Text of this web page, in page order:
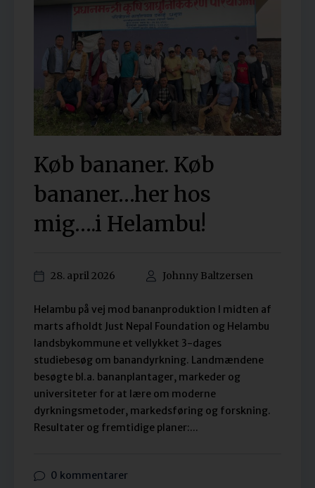
Køb bananer. Køb
bananer…her hos
mig….i Helambu!
28. april 2026 Johnny Baltzersen
Helambu på vej mod bananproduktion I midten af
marts afholdt Just Nepal Foundation og Helambu
landsbykommune et vellykket 3-dages
studiebesøg om banandyrkning. Landmændene
besøgte bl.a. bananplantager, markeder og
universiteter for at lære om moderne
dyrkningsmetoder, markedsføring og forskning.
Resultater og fremtidige planer:...
0 kommentarer